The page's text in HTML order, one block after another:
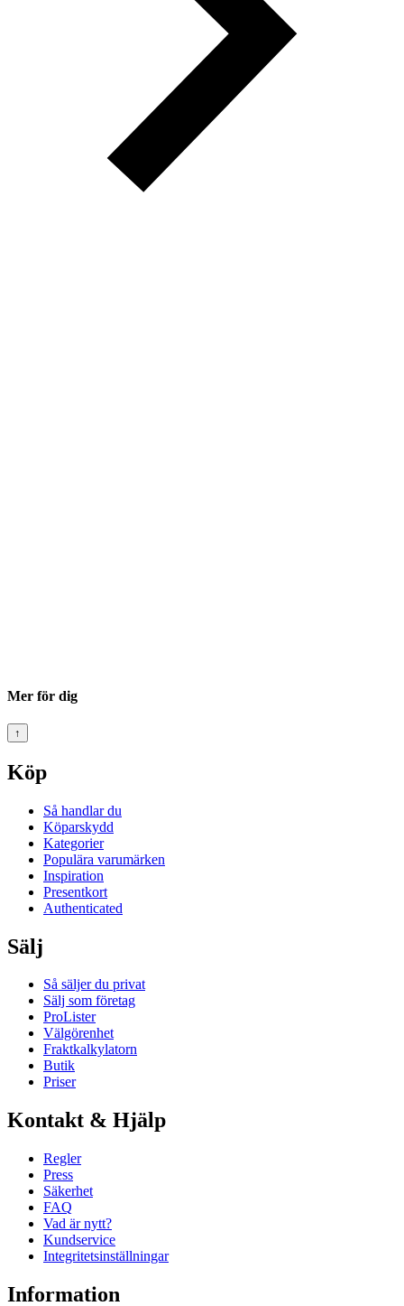
Mer för dig
↑
Köp
Så handlar du
Köparskydd
Kategorier
Populära varumärken
Inspiration
Presentkort
Authenticated
Sälj
Så säljer du privat
Sälj som företag
ProLister
Välgörenhet
Fraktkalkylatorn
Butik
Priser
Kontakt & Hjälp
Regler
Press
Säkerhet
FAQ
Vad är nytt?
Kundservice
Integritetsinställningar
Information